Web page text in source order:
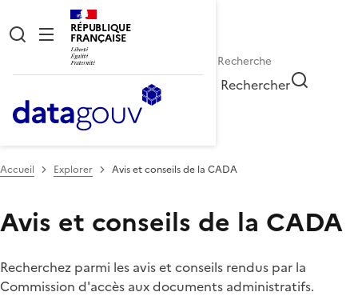
RÉPUBLIQUE
FRANÇAISE
Rechercher
Accueil Explorer Avis et conseils de la CADA
Avis et conseils de la CADA
Recherchez parmi les avis et conseils rendus par la
Commission d'accès aux documents administratifs.